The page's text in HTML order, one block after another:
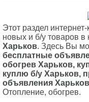
Этот раздел
новых и б/у товаров в
Харьков. Здесь Вы
бесплатные
обогрев Харьков,
куплю б/у Харьков,
объявления
Отопление, обогрев.